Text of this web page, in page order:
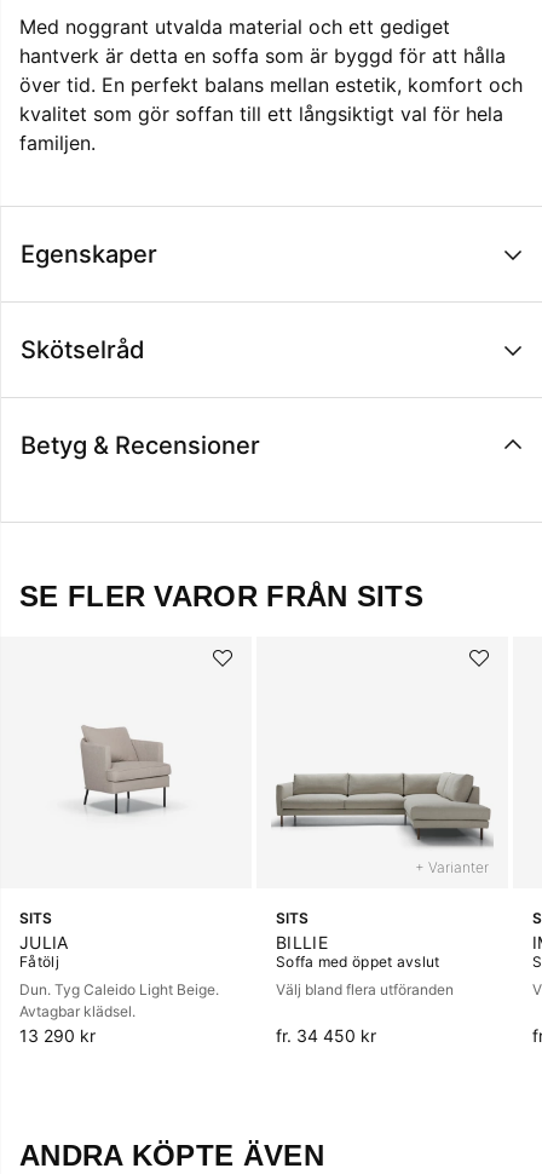
Med noggrant utvalda material och ett gediget
hantverk är detta en soffa som är byggd för att hålla
över tid. En perfekt balans mellan estetik, komfort och
kvalitet som gör soffan till ett långsiktigt val för hela
familjen.
Egenskaper
Skötselråd
Betyg & Recensioner
SE FLER VAROR FRÅN SITS
SITS
JULIA
Fåtölj
Dun. Tyg Caleido Light Beige.
Avtagbar klädsel.
13 290 kr
+ Varianter
SITS
BILLIE
Soffa med öppet avslut
Välj bland flera utföranden
fr. 34 450 kr
ANDRA KÖPTE ÄVEN